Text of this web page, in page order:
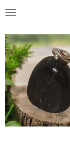
Ga
naar
de
hoofdinhoud